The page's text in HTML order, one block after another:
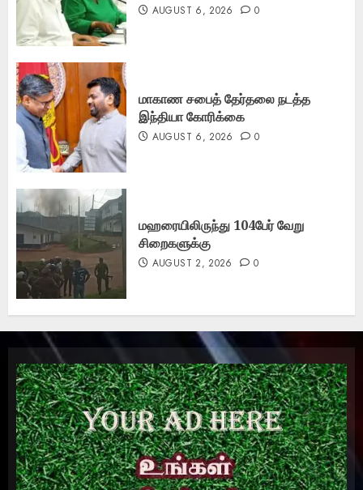
AUGUST 6, 2026 0
மாகாண சபைத் தேர்தலை நடத்த
இந்தியா கோரிக்கை
AUGUST 6, 2026 0
மஹரையிலிருந்து 104பேர் வேறு
சிறைகளுக்கு
AUGUST 2, 2026 0